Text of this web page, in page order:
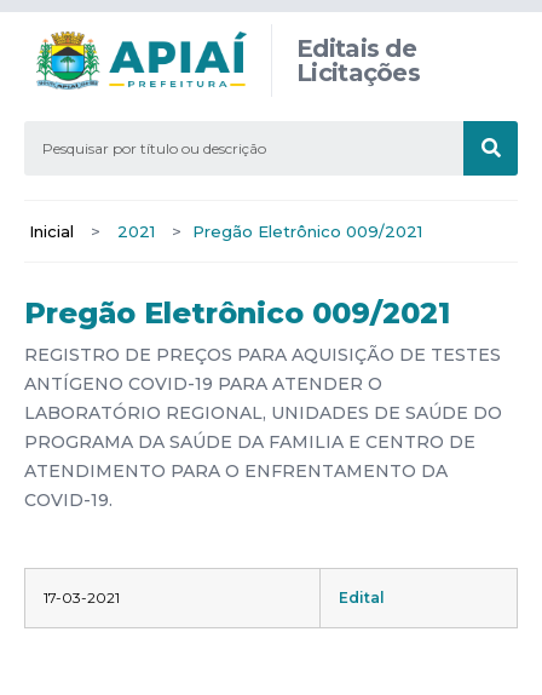
Editais de
Licitações
Inicial > 2021 > Pregão Eletrônico 009/2021
Pregão Eletrônico 009/2021
REGISTRO DE PREÇOS PARA AQUISIÇÃO DE TESTES
ANTÍGENO COVID-19 PARA ATENDER O
LABORATÓRIO REGIONAL, UNIDADES DE SAÚDE DO
PROGRAMA DA SAÚDE DA FAMILIA E CENTRO DE
ATENDIMENTO PARA O ENFRENTAMENTO DA
COVID-19.
17-03-2021 Edital